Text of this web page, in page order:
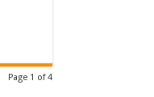
Page 1 of 4